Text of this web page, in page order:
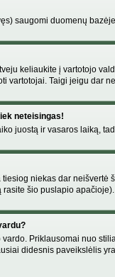
saugomi duomenų
keliaukite į vartotojo
vartotojai. Taigi jeigu dar
neteisingas!
juostą ir vasaros laiką,
niekas dar
šio puslapio apačioje).
Priklausomai nuo
didesnis paveikslėlis